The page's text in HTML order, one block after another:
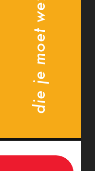
die je moet weten